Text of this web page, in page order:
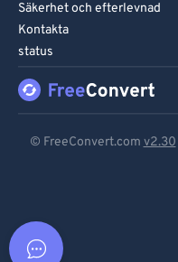
Säkerhet och efterlevnad
Kontakta
status
© FreeConvert.com v2.30